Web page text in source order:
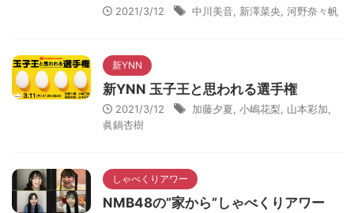
2021/3/12 中川美音 新澤菜央 河野奈々帆
新YNN
新YNN 玉子王と思われる選手権
2021/3/12 加藤夕夏 小嶋花梨 山本彩加
眞鍋杏樹
しゃべくりアワー
NMB48の”家から”しゃべくりアワー